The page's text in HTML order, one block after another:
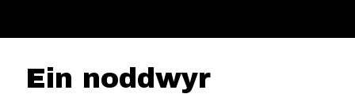
Ein noddwyr